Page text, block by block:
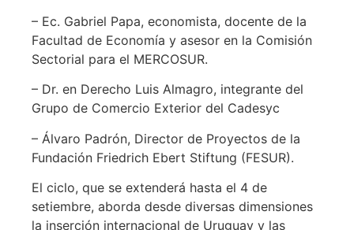
– Ec. Gabriel Papa, economista, docente de la
Facultad de Economía y asesor en la Comisión
Sectorial para el MERCOSUR.
– Dr. en Derecho Luis Almagro, integrante del
Grupo de Comercio Exterior del Cadesyc
– Álvaro Padrón, Director de Proyectos de la
Fundación Friedrich Ebert Stiftung (FESUR).
El ciclo, que se extenderá hasta el 4 de
setiembre, aborda desde diversas dimensiones
la inserción internacional de Uruguay y las